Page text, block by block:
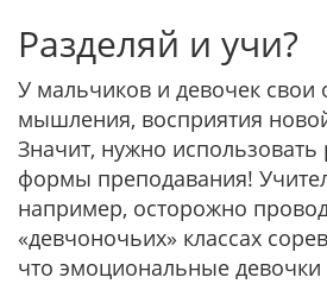
Разделяй и учи?
У мальчиков и девочек свои
мышления, восприятия
Значит, нужно
формы преподавания!
например, осторожно
«девчоночьих» классах
что эмоциональные девочки